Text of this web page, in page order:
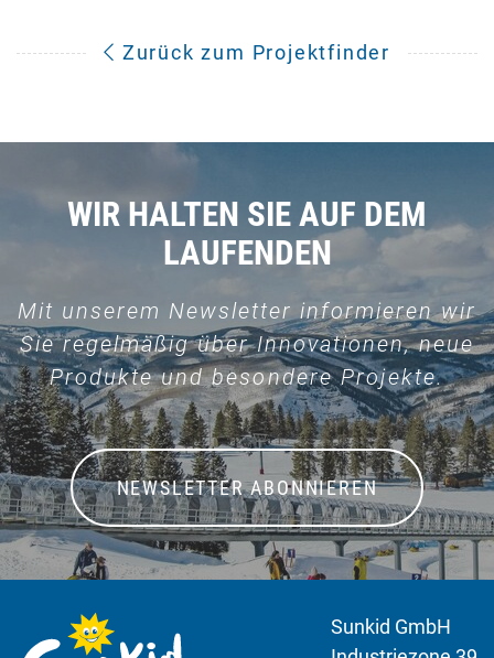
Zurück zum Projektfinder
WIR HALTEN SIE AUF DEM
LAUFENDEN
Mit unserem Newsletter informieren wir
Sie regelmäßig über Innovationen, neue
Produkte und besondere Projekte.
NEWSLETTER ABONNIEREN
Sunkid GmbH